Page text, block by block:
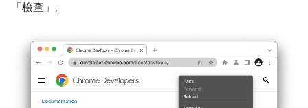
「檢查」 。